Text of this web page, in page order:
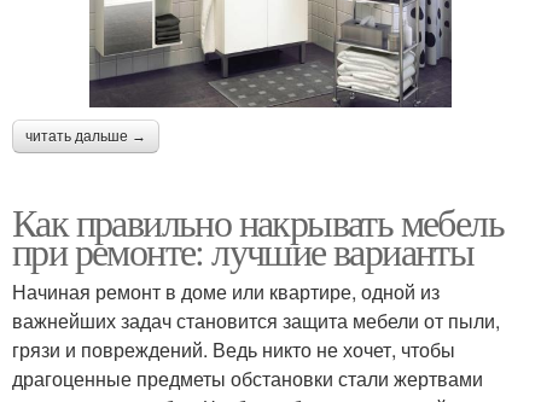
читать дальше →
Как правильно накрывать мебель
при ремонте: лучшие варианты
Начиная ремонт в доме или квартире, одной из
важнейших задач становится защита мебели от пыли,
грязи и повреждений. Ведь никто не хочет, чтобы
драгоценные предметы обстановки стали жертвами